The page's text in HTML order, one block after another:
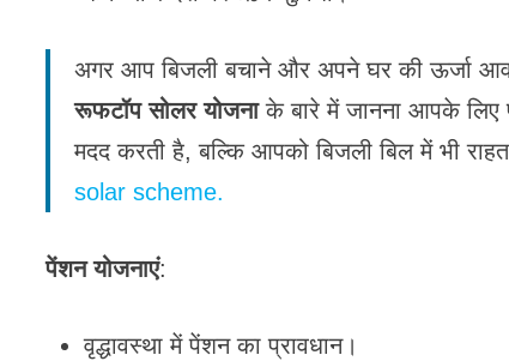
अगर आप बिजली बचाने और अपने घर की ऊर्जा
रूफटॉप सोलर योजनाके बारे में जानना आपके लिए
मदद करती है, बल्कि आपको बिजली बिल में भी
solar scheme.
पेंशन योजनाएं:
वृद्धावस्था में पेंशन का प्रावधान।